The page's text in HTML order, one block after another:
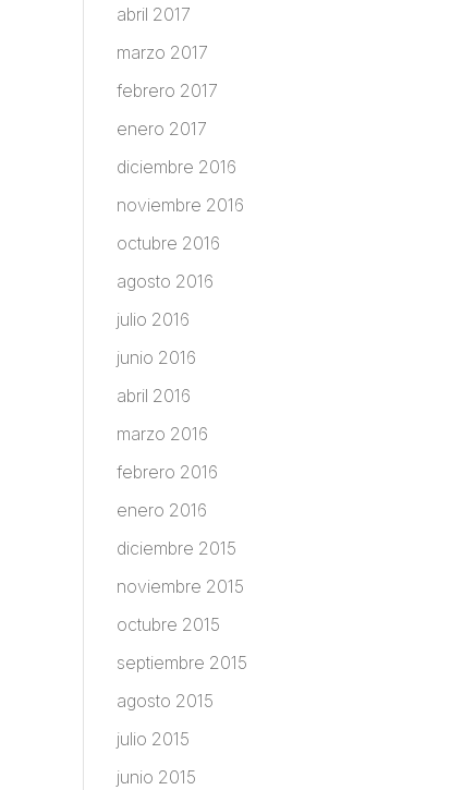
abril 2017
marzo 2017
febrero 2017
enero 2017
diciembre 2016
noviembre 2016
octubre 2016
agosto 2016
julio 2016
junio 2016
abril 2016
marzo 2016
febrero 2016
enero 2016
diciembre 2015
noviembre 2015
octubre 2015
septiembre 2015
agosto 2015
julio 2015
junio 2015